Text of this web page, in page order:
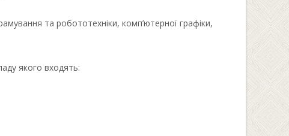
та робототехніки, комп’ютерної графіки,
якого входять: